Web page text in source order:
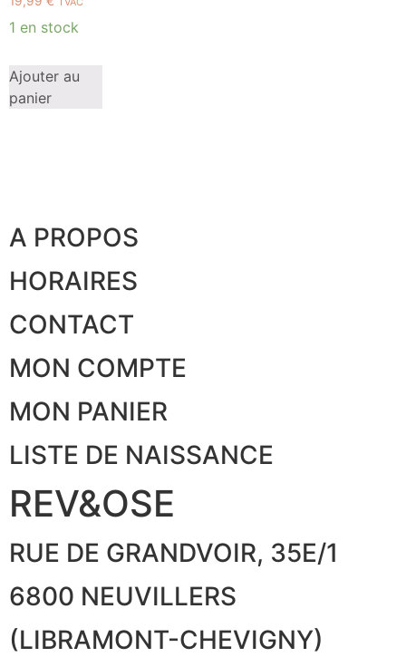
1 en stock
Ajouter au
panier
A PROPOS
HORAIRES
CONTACT
MON COMPTE
MON PANIER
LISTE DE NAISSANCE
REV&OSE
RUE DE GRANDVOIR, 35E/1
6800 NEUVILLERS
(LIBRAMONT-CHEVIGNY)